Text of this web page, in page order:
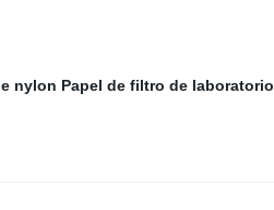
nylon Papel de filtro de laboratorio